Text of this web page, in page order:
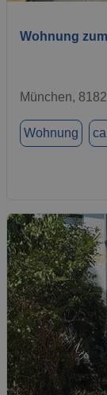
Wohnung
München,
Wohnung